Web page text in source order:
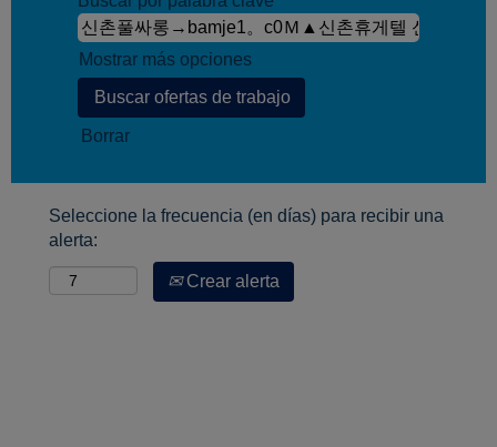
Mostrar más opciones
Borrar
Seleccione la frecuencia (en días) para recibir una
alerta:
Crear alerta